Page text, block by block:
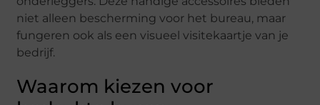
niet alleen bescherming voor het bureau, maar
fungeren ook als een visueel visitekaartje van je
bedrijf.
Waarom kiezen voor